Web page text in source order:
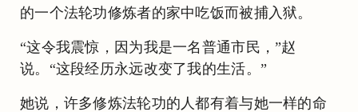
的一个法轮功修炼者的家中吃饭而被捕入狱。
“这令我震惊，因为我是一名普通市民，”赵
说。“这段经历永远改变了我的生活。”
她说，许多修炼法轮功的人都有着与她一样的命